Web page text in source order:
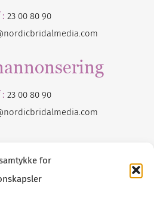
for
23 00 80 90
23 00 80 90
nordicbridalmedia.com